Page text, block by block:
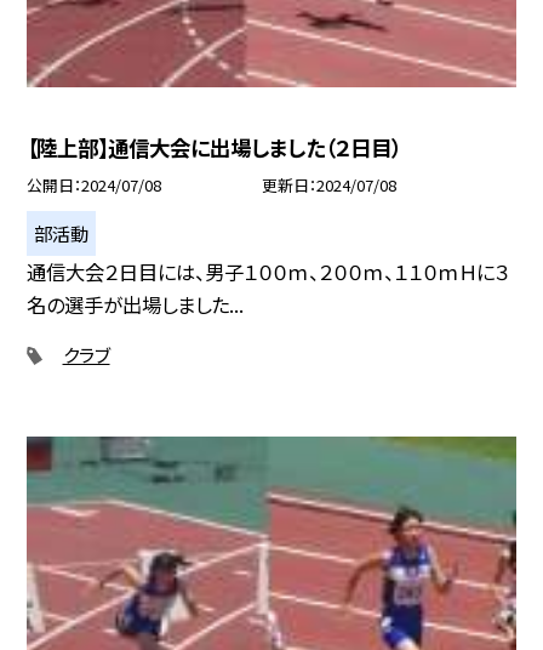
【陸上部】通信大会に出場しました（２日目）
公開日 2024/07/08 更新日 2024/07/08
部活動
通信大会２日目には、男子１００ｍ、２００ｍ、１１０ｍＨに３
名の選手が出場しました...
クラブ